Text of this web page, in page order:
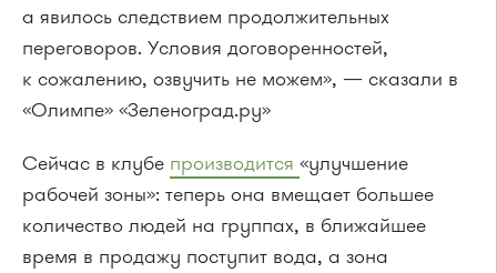
а явилось следствием продолжительных
переговоров. Условия договоренностей,
к сожалению, озвучить не можем», — сказали в
«Олимпе» «Зеленоград.ру»
Сейчас в клубе производится «улучшение
рабочей зоны»: теперь она вмещает большее
количество людей на группах, в ближайшее
время в продажу поступит вода, а зона